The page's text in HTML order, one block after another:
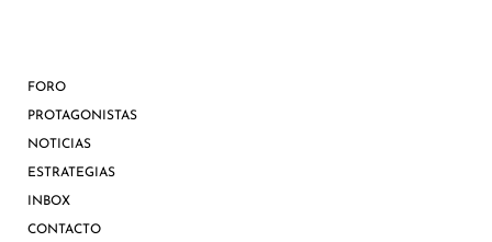
FORO
PROTAGONISTAS
NOTICIAS
ESTRATEGIAS
INBOX
CONTACTO